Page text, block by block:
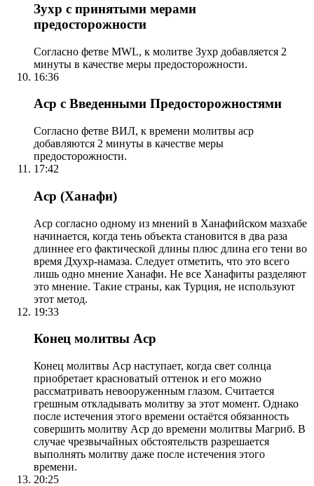
Зухр с принятыми мерами
предосторожности
Согласно фетве MWL, к молитве Зухр добавляется 2
минуты в качестве меры предосторожности.
16:36
Аср с Введенными Предосторожностями
Согласно фетве ВИЛ, к времени молитвы аср
добавляются 2 минуты в качестве меры
предосторожности.
17:42
Аср (Ханафи)
Аср согласно одному из мнений в Ханафийском мазхабе
начинается, когда тень объекта становится в два раза
длиннее его фактической длины плюс длина его тени во
время Дхухр-намаза. Следует отметить, что это всего
лишь одно мнение Ханафи. Не все Ханафиты разделяют
это мнение. Такие страны, как Турция, не используют
этот метод.
19:33
Конец молитвы Аср
Конец молитвы Аср наступает, когда свет солнца
приобретает красноватый оттенок и его можно
рассматривать невооруженным глазом. Считается
грешным откладывать молитву за этот момент. Однако
после истечения этого времени остаётся обязанность
совершить молитву Аср до времени молитвы Магриб. В
случае чрезвычайных обстоятельств разрешается
выполнять молитву даже после истечения этого
времени.
20:25